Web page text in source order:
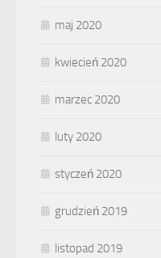
maj 2020
kwiecień 2020
marzec 2020
luty 2020
styczeń 2020
grudzień 2019
listopad 2019